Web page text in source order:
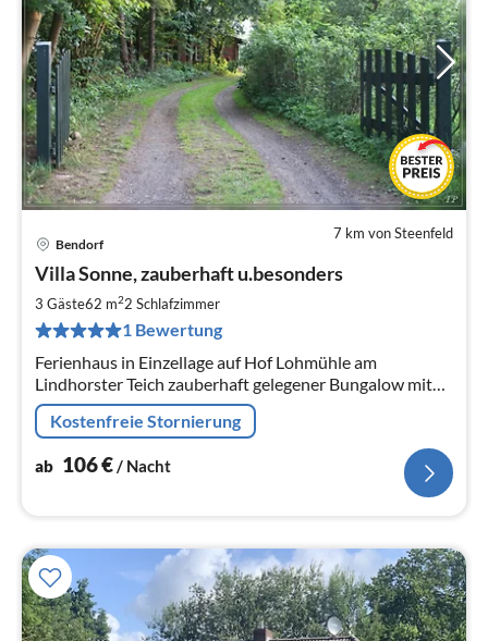
7 km von Steenfeld
Bendorf
Villa Sonne, zauberhaft u.besonders
3 Gäste62 m22 Schlafzimmer
1 Bewertung
Ferienhaus in Einzellage auf Hof Lohmühle am
Lindhorster Teich zauberhaft gelegener Bungalow mit
Kaminofen und eigener Zufahrt Für Hunde ein
Badetraum im Natursee
Kostenfreie Stornierung
ab 106€/ Nacht